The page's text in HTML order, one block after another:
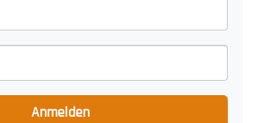
Anmelden